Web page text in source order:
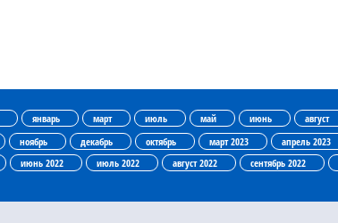
январь март июль май июнь август
ноябрь декабрь октябрь март 2023 апрель 2023
июнь 2022 июль 2022 август 2022 сентябрь 2022